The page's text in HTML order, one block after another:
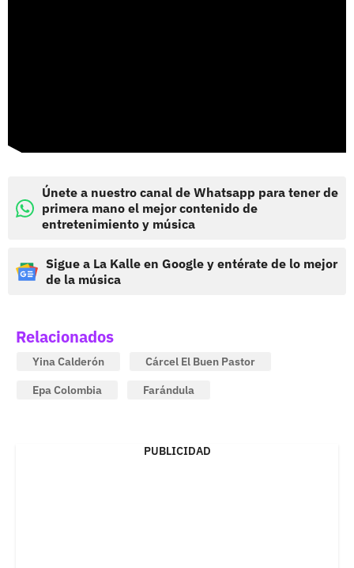
Únete a nuestro canal de Whatsapp para tener de
primera mano el mejor contenido de
entretenimiento y música
Sigue a La Kalle en Google y entérate de lo mejor
de la música
Relacionados
Yina Calderón
Cárcel El Buen Pastor
Epa Colombia
Farándula
PUBLICIDAD